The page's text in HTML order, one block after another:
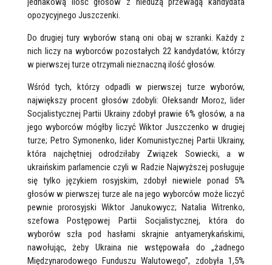
opozycyjnego Juszczenki.
Do drugiej tury wyborów staną oni obaj w szranki. Każdy z
nich liczy na wyborców pozostałych 22 kandydatów, którzy
w pierwszej turze otrzymali nieznaczną ilość głosów.
Wśród tych, którzy odpadli w pierwszej turze wyborów,
największy procent głosów zdobyli: Ołeksandr Moroz, lider
Socjalistycznej Partii Ukrainy zdobył prawie 6% głosów, a na
jego wyborców mógłby liczyć Wiktor Juszczenko w drugiej
turze; Petro Symonenko, lider Komunistycznej Partii Ukrainy,
która najchętniej odrodziłaby Związek Sowiecki, a w
ukraińskim parlamencie czyli w Radzie Najwyższej posługuje
się tylko językiem rosyjskim, zdobył niewiele ponad 5%
głosów w pierwszej turze ale na jego wyborców może liczyć
pewnie prorosyjski Wiktor Janukowycz; Natalia Witrenko,
szefowa Postępowej Partii Socjalistycznej, która do
wyborów szła pod hasłami skrajnie antyamerykańskimi,
nawołując, żeby Ukraina nie wstępowała do „żadnego
Międzynarodowego Funduszu Walutowego”, zdobyła 1,5%